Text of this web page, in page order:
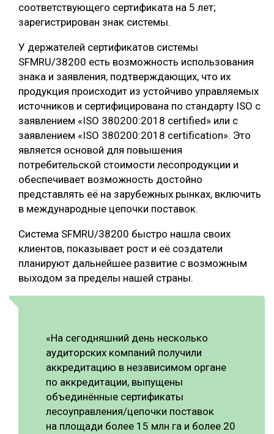
соответствующего сертификата на 5 лет;
зарегистрирован знак системы.
У держателей сертификатов системы
SFMRU/38200 есть возможность использования
знака и заявления, подтверждающих, что их
продукция происходит из устойчиво управляемых
источников и сертифицирована по стандарту ISO с
заявлением «ISO 380200:2018 certified» или с
заявлением «ISO 380200:2018 certification». Это
является основой для повышения
потребительской стоимости лесопродукции и
обеспечивает возможность достойно
представлять её на зарубежных рынках, включить
в международные цепочки поставок.
Система SFMRU/38200 быстро нашла своих
клиентов, показывает рост и её создатели
планируют дальнейшее развитие с возможным
выходом за пределы нашей страны.
«На сегодняшний день несколько
аудиторских компаний получили
аккредитацию в независимом органе
по аккредитации, выпущены
объединённые сертификаты
лесоуправления/цепочки поставок
на площади более 15 млн га и более 20